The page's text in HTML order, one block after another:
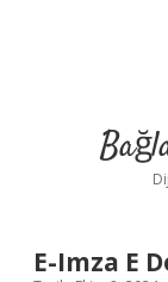
E-Imza E